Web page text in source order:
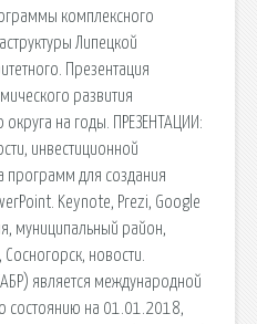
комплексного
Липецкой
Презентация
развития
на годы. ПРЕЗЕНТАЦИИ:
инвестиционной
программ для создания
Keynote, Prezi, Google
муниципальный район,
новости.
является международной
состоянию на 01.01.2018,